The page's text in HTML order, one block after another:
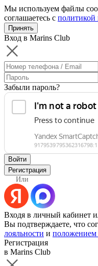
Мы используем файлы
соглашаетесь с политикой
Принять
Вход в Marins Club
Забыли пароль?
Войти
Регистрация
Или
Входя в личный кабинет
Вы подтверждаете, что
лояльности и положением
Регистрация
в Marins Club